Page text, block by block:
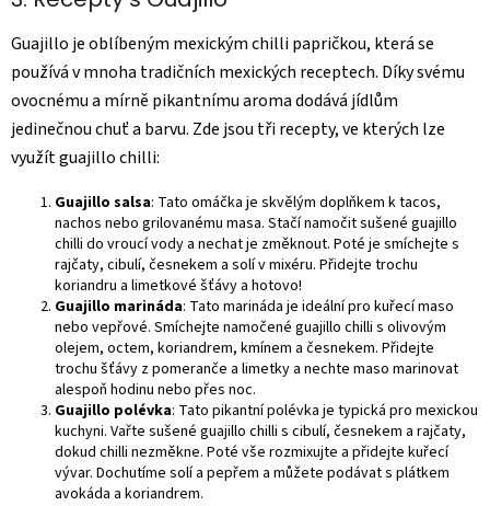
Guajillo je oblíbeným mexickým chilli papričkou, která se
používá v mnoha tradičních mexických receptech. Díky svému
ovocnému a mírně pikantnímu aroma dodává jídlům
jedinečnou chuť a barvu. Zde jsou tři recepty, ve kterých lze
využít guajillo chilli:
Guajillo salsa: Tato omáčka je skvělým doplňkem k tacos,
nachos nebo grilovanému masa. Stačí namočit sušené guajillo
chilli do vroucí vody a nechat je změknout. Poté je smíchejte s
rajčaty, cibulí, česnekem a solí v mixéru. Přidejte trochu
koriandru a limetkové šťávy a hotovo!
Guajillo marináda: Tato marináda je ideální pro kuřecí maso
nebo vepřové. Smíchejte namočené guajillo chilli s olivovým
olejem, octem, koriandrem, kmínem a česnekem. Přidejte
trochu šťávy z pomeranče a limetky a nechte maso marinovat
alespoň hodinu nebo přes noc.
Guajillo polévka: Tato pikantní polévka je typická pro mexickou
kuchyni. Vařte sušené guajillo chilli s cibulí, česnekem a rajčaty,
dokud chilli nezměkne. Poté vše rozmixujte a přidejte kuřecí
vývar. Dochutíme solí a pepřem a můžete podávat s plátkem
avokáda a koriandrem.